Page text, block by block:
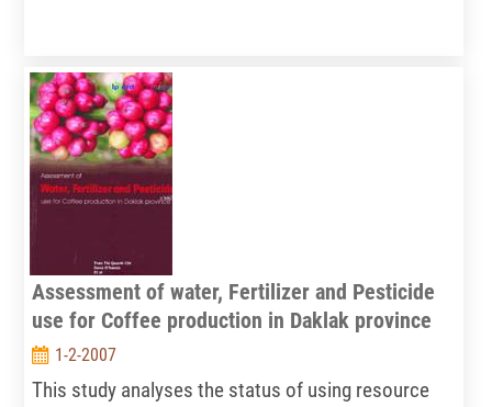
Assessment of water, Fertilizer and Pesticide
use for Coffee production in Daklak province
1-2-2007
This study analyses the status of using resource